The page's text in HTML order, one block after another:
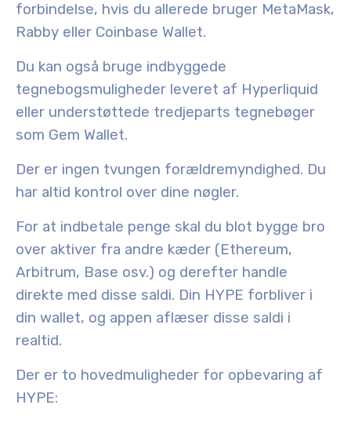
forbindelse, hvis du allerede bruger MetaMask,
Rabby eller Coinbase Wallet.
Du kan også bruge indbyggede
tegnebogsmuligheder leveret af Hyperliquid
eller understøttede tredjeparts tegnebøger
som Gem Wallet.
Der er ingen tvungen forældremyndighed. Du
har altid kontrol over dine nøgler.
For at indbetale penge skal du blot bygge bro
over aktiver fra andre kæder (Ethereum,
Arbitrum, Base osv.) og derefter handle
direkte med disse saldi. Din HYPE forbliver i
din wallet, og appen aflæser disse saldi i
realtid.
Der er to hovedmuligheder for opbevaring af
HYPE: